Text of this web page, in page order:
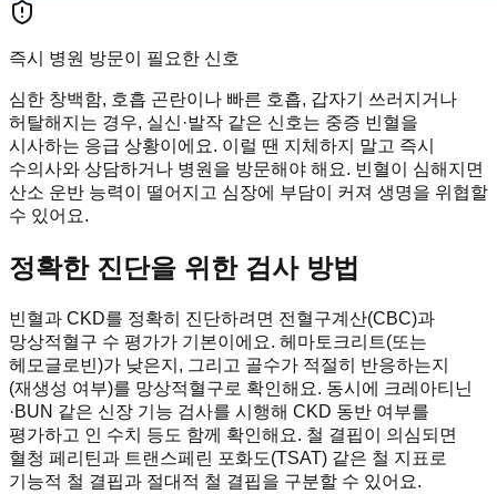
즉시 병원 방문이 필요한 신호
심한 창백함, 호흡 곤란이나 빠른 호흡, 갑자기 쓰러지거나
허탈해지는 경우, 실신·발작 같은 신호는 중증 빈혈을
시사하는 응급 상황이에요. 이럴 땐 지체하지 말고 즉시
수의사와 상담하거나 병원을 방문해야 해요. 빈혈이 심해지면
산소 운반 능력이 떨어지고 심장에 부담이 커져 생명을 위협할
수 있어요.
정확한 진단을 위한 검사 방법
빈혈과 CKD를 정확히 진단하려면 전혈구계산(CBC)과
망상적혈구 수 평가가 기본이에요. 헤마토크리트(또는
헤모글로빈)가 낮은지, 그리고 골수가 적절히 반응하는지
(재생성 여부)를 망상적혈구로 확인해요. 동시에 크레아티닌
·BUN 같은 신장 기능 검사를 시행해 CKD 동반 여부를
평가하고 인 수치 등도 함께 확인해요. 철 결핍이 의심되면
혈청 페리틴과 트랜스페린 포화도(TSAT) 같은 철 지표로
기능적 철 결핍과 절대적 철 결핍을 구분할 수 있어요.